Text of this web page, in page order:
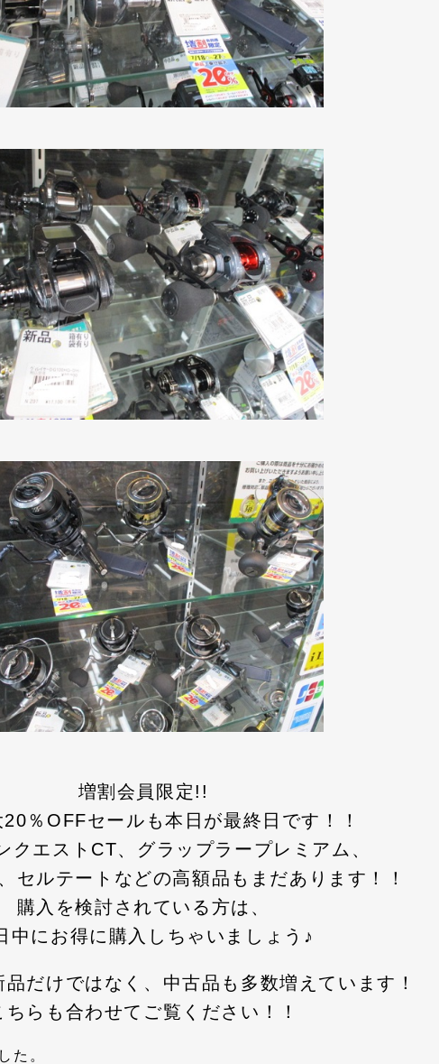
増割会員限定!!
％OFFセールも本日が最終日です！！
クエストCT、グラップラープレミアム、
セルテートなどの高額品もまだあります！！
購入を検討されている方は、
中にお得に購入しちゃいましょう♪
だけではなく、中古品も多数増えています！
ちらも合わせてご覧ください！！
た。